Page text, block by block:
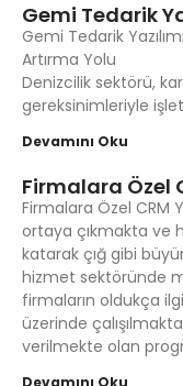
Gemi Tedarik
Gemi Tedarik
Artırma Yolu
Denizcilik sektörü,
gereksinimleriyle
Devamını Oku
Firmalara Özel
Firmalara Özel CRM
ortaya çıkmakta ve
katarak çığ gibi
hizmet sektöründe
firmaların oldukça
üzerinde
verilmekte olan
Devamını Oku